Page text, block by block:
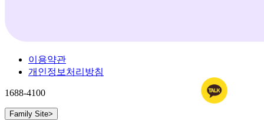
이용약관
개인정보처리방침
1688-4100
Family Site>